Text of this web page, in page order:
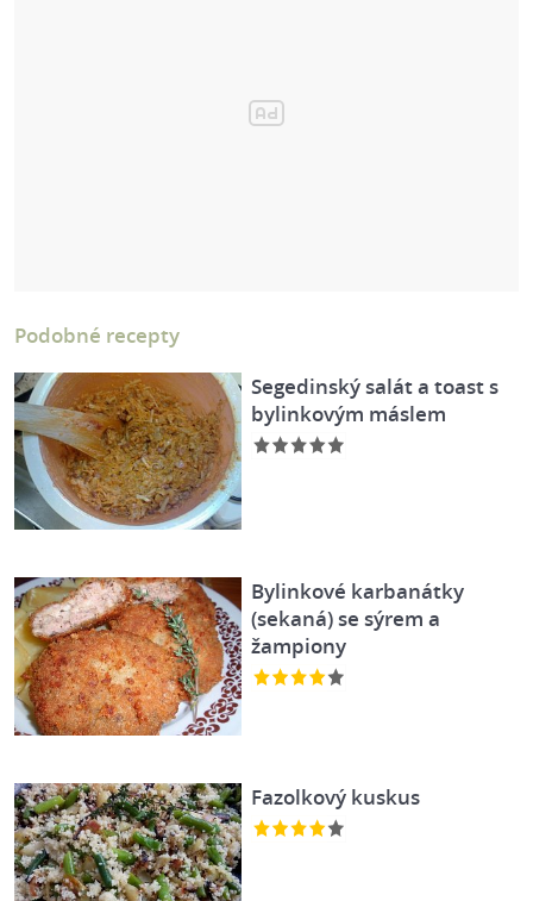
Podobné recepty
Segedinský salát a toast s
bylinkovým máslem
Bylinkové karbanátky
(sekaná) se sýrem a
žampiony
Fazolkový kuskus